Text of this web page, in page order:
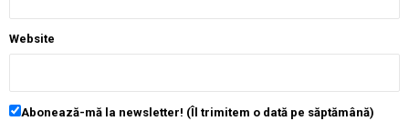
Website
Abonează-mă la newsletter! (Îl trimitem o dată pe săptămână)